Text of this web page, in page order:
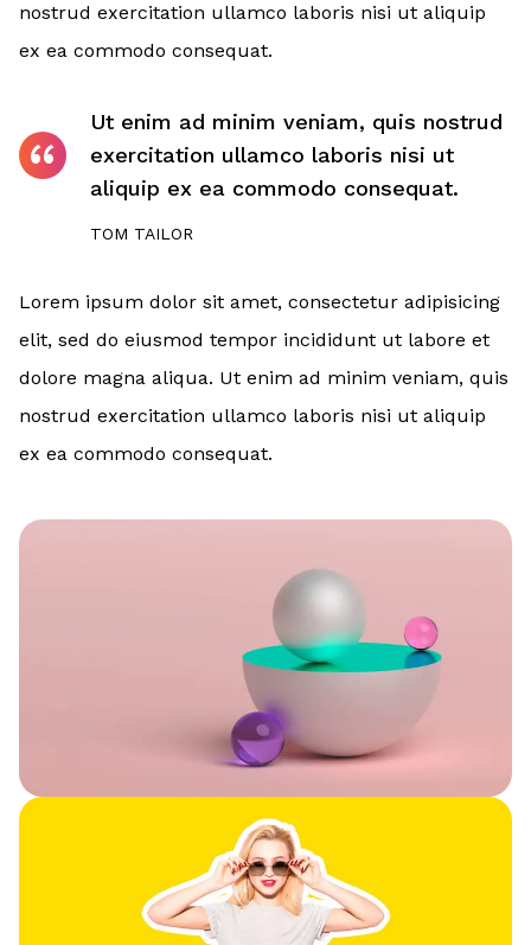
nostrud exercitation ullamco laboris nisi ut aliquip
ex ea commodo consequat.
Ut enim ad minim veniam, quis nostrud
exercitation ullamco laboris nisi ut
aliquip ex ea commodo consequat.
TOM TAILOR
Lorem ipsum dolor sit amet, consectetur adipisicing
elit, sed do eiusmod tempor incididunt ut labore et
dolore magna aliqua. Ut enim ad minim veniam, quis
nostrud exercitation ullamco laboris nisi ut aliquip
ex ea commodo consequat.